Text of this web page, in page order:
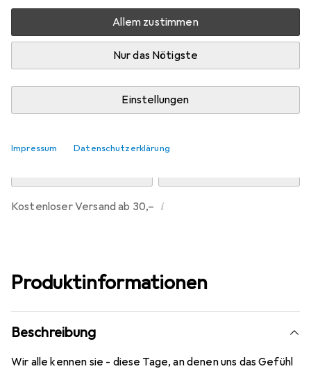
Allem zustimmen
Nur das Nötigste
Einstellungen
Impressum Datenschutzerklärung
Zwischen Mi, 12.8. und Do, 13.8. geliefert
Nur 3 Stück an Lager beim Drittanbieter
Lieferort angeben für genaue Lieferzeit
Kostenloser Versand ab 30,– i
Produktinformationen
Beschreibung
Wir alle kennen sie - diese Tage, an denen uns das Gefühl